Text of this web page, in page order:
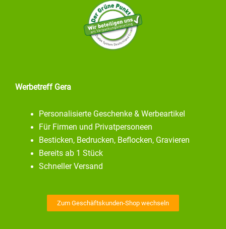
Werbetreff Gera
Personalisierte Geschenke & Werbeartikel
Für Firmen und Privatpersoneen
Besticken, Bedrucken, Beflocken, Gravieren
Bereits ab 1 Stück
Schneller Versand
Zum Geschäftskunden-Shop wechseln